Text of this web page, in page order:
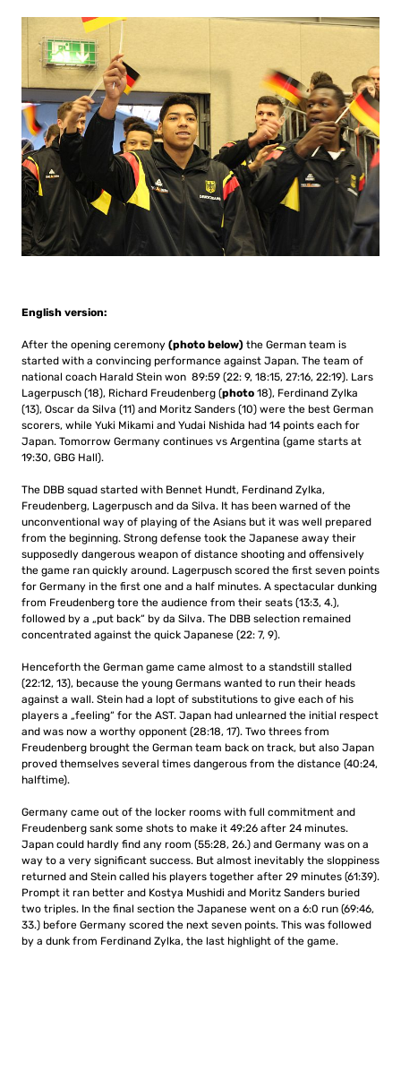
English version:
After the opening ceremony (photo below) the German team is
started with a convincing performance against Japan. The team of
national coach Harald Stein won 89:59 (22: 9, 18:15, 27:16, 22:19). Lars
Lagerpusch (18), Richard Freudenberg (photo 18), Ferdinand Zylka
(13), Oscar da Silva (11) and Moritz Sanders (10) were the best German
scorers, while Yuki Mikami and Yudai Nishida had 14 points each for
Japan. Tomorrow Germany continues vs Argentina (game starts at
19:30, GBG Hall).
The DBB squad started with Bennet Hundt, Ferdinand Zylka,
Freudenberg, Lagerpusch and da Silva. It has been warned of the
unconventional way of playing of the Asians but it was well prepared
from the beginning. Strong defense took the Japanese away their
supposedly dangerous weapon of distance shooting and offensively
the game ran quickly around. Lagerpusch scored the first seven points
for Germany in the first one and a half minutes. A spectacular dunking
from Freudenberg tore the audience from their seats (13:3, 4.),
followed by a „put back“ by da Silva. The DBB selection remained
concentrated against the quick Japanese (22: 7, 9).
Henceforth the German game came almost to a standstill stalled
(22:12, 13), because the young Germans wanted to run their heads
against a wall. Stein had a lopt of substitutions to give each of his
players a „feeling“ for the AST. Japan had unlearned the initial respect
and was now a worthy opponent (28:18, 17). Two threes from
Freudenberg brought the German team back on track, but also Japan
proved themselves several times dangerous from the distance (40:24,
halftime).
Germany came out of the locker rooms with full commitment and
Freudenberg sank some shots to make it 49:26 after 24 minutes.
Japan could hardly find any room (55:28, 26.) and Germany was on a
way to a very significant success. But almost inevitably the sloppiness
returned and Stein called his players together after 29 minutes (61:39).
Prompt it ran better and Kostya Mushidi and Moritz Sanders buried
two triples. In the final section the Japanese went on a 6:0 run (69:46,
33.) before Germany scored the next seven points. This was followed
by a dunk from Ferdinand Zylka, the last highlight of the game.